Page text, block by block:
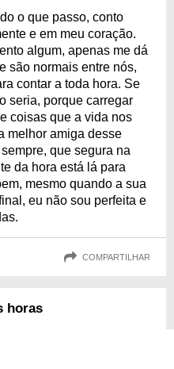
o que passo, conto
e em meu coração.
algum, apenas me dá
são normais entre nós,
contar a toda hora. Se
seria, porque carregar
coisas que a vida nos
melhor amiga desse
que segura na
da hora está lá para
mesmo quando a sua
eu não sou perfeita e
COMPARTILHAR
horas